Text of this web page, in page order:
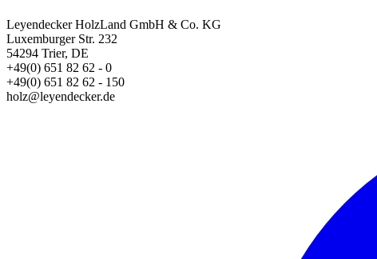
Leyendecker HolzLand GmbH & Co. KG
Luxemburger Str. 232
54294 Trier, DE
+49(0) 651 82 62 - 0
+49(0) 651 82 62 - 150
holz@leyendecker.de